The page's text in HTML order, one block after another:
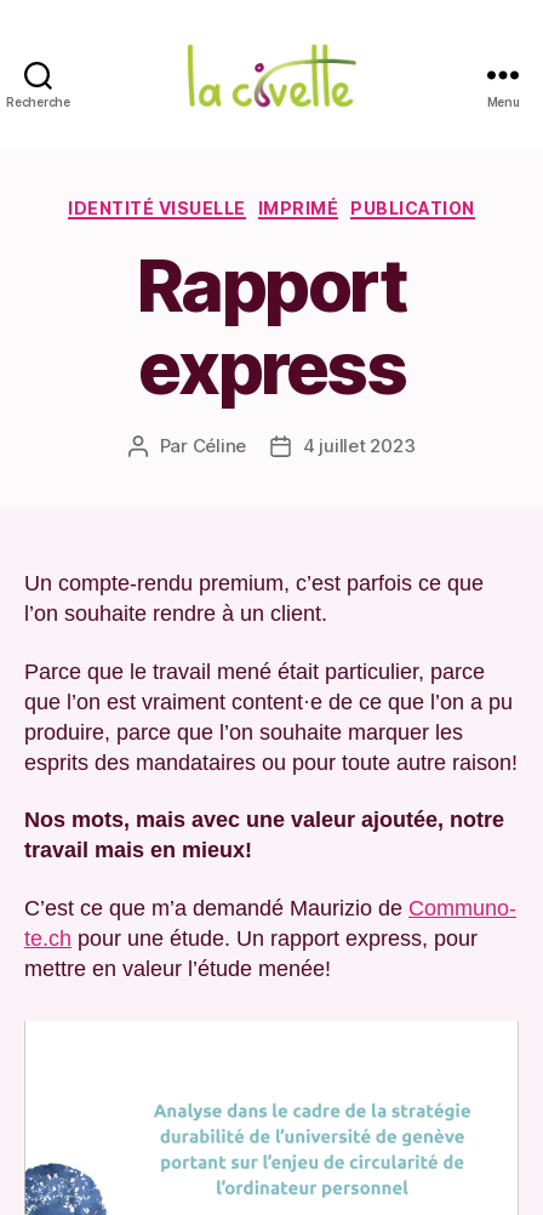
Recherche Menu
Catégories
IDENTITÉ VISUELLE IMPRIMÉ PUBLICATION
Rapport
express
Auteur
Par Céline
Date4 juillet 2023
Un compte-rendu premium, c’est parfois ce que
l’on souhaite rendre à un client.
Parce que le travail mené était particulier, parce
que l’on est vraiment content·e de ce que l’on a pu
produire, parce que l’on souhaite marquer les
esprits des mandataires ou pour toute autre raison!
Nos mots, mais avec une valeur ajoutée, notre
travail mais en mieux!
C’est ce que m’a demandé Maurizio de Communo-
te.ch pour une étude. Un rapport express, pour
mettre en valeur l’étude menée!